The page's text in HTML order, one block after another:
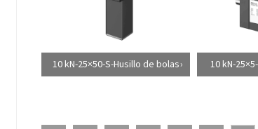
10 kN-25×50-S-Husillo de bolas 10 kN-